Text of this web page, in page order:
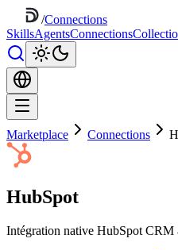
/Connections
SkillsAgentsConnections
Marketplace Connections
HubSpot
Intégration native HubSpot CRM